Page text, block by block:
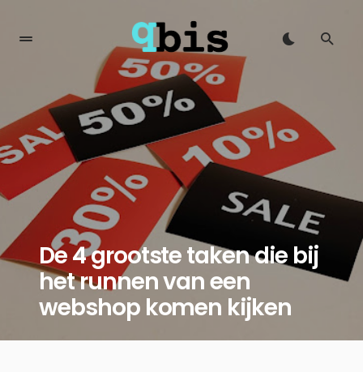
De 4 grootste taken die bij
het runnen van een
webshop komen kijken